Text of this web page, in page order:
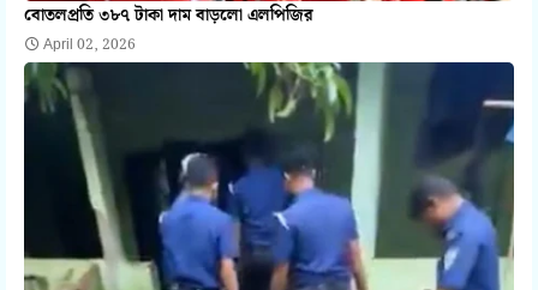
বোতলপ্রতি ৩৮৭ টাকা দাম বাড়লো এলপিজির
April 02, 2026